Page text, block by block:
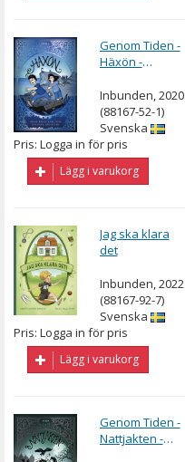
Genom Tiden -
Häxön -
Jungfrun
Inbunden, 2020
(88167-52-1)
Svenska
Pris: Logga in för pris
Lägg i varukorg
Jag ska klara
det
Inbunden, 2022
(88167-92-7)
Svenska
Pris: Logga in för pris
Lägg i varukorg
Genom Tiden -
Nattjakten -